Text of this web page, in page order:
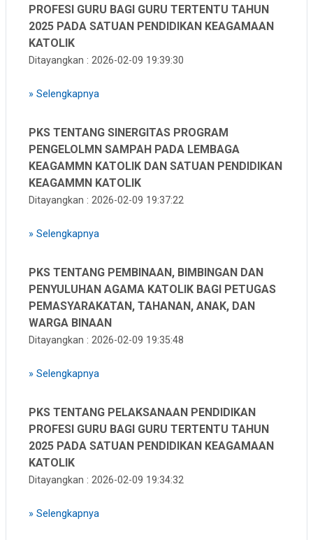
PROFESI GURU BAGI GURU TERTENTU TAHUN
2025 PADA SATUAN PENDIDIKAN KEAGAMAAN
KATOLIK
Ditayangkan : 2026-02-09 19:39:30
» Selengkapnya
PKS TENTANG SINERGITAS PROGRAM
PENGELOLMN SAMPAH PADA LEMBAGA
KEAGAMMN KATOLIK DAN SATUAN PENDIDIKAN
KEAGAMMN KATOLIK
Ditayangkan : 2026-02-09 19:37:22
» Selengkapnya
PKS TENTANG PEMBINAAN, BIMBINGAN DAN
PENYULUHAN AGAMA KATOLIK BAGI PETUGAS
PEMASYARAKATAN, TAHANAN, ANAK, DAN
WARGA BINAAN
Ditayangkan : 2026-02-09 19:35:48
» Selengkapnya
PKS TENTANG PELAKSANAAN PENDIDIKAN
PROFESI GURU BAGI GURU TERTENTU TAHUN
2025 PADA SATUAN PENDIDIKAN KEAGAMAAN
KATOLIK
Ditayangkan : 2026-02-09 19:34:32
» Selengkapnya